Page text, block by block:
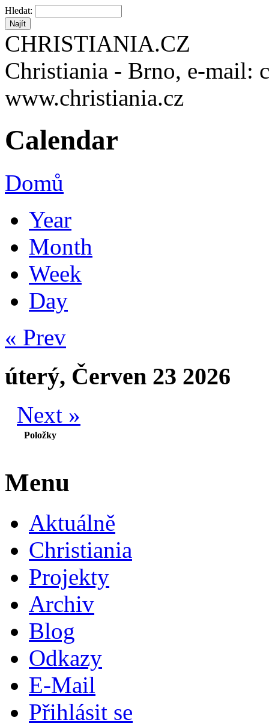
Hledat:
CHRISTIANIA.CZ
Christiania - Brno, e-mail:
www.christiania.cz
Calendar
Domů
Year
Month
Week
Day
« Prev
úterý, Červen 23 2026
Next »
Položky
Menu
Aktuálně
Christiania
Projekty
Archiv
Blog
Odkazy
E-Mail
Přihlásit se